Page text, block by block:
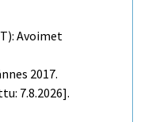
Avoimet
2017.
7.8.2026].